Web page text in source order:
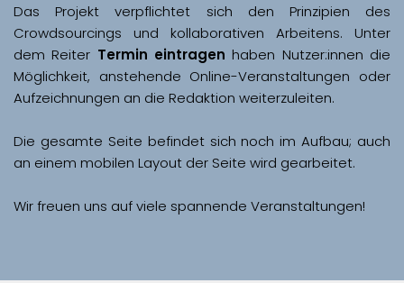
Das Projekt verpflichtet sich den Prinzipien des
Crowdsourcings und kollaborativen Arbeitens. Unter
dem Reiter Termin eintragen haben Nutzer:innen die
Möglichkeit, anstehende Online-Veranstaltungen oder
Aufzeichnungen an die Redaktion weiterzuleiten.
Die gesamte Seite befindet sich noch im Aufbau; auch
Wir freuen uns auf viele spannende Veranstaltungen!